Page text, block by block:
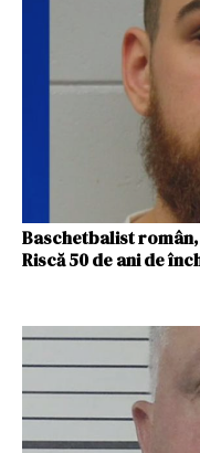
Baschetbalist român,
Riscă 50 de ani de